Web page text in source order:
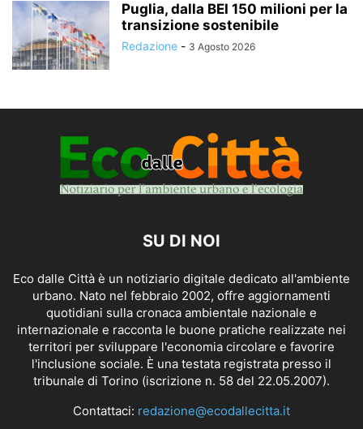
Puglia, dalla BEI 150 milioni per la
transizione sostenibile
Redazione - 3 Agosto 2026
SU DI NOI
Eco dalle Città è un notiziario digitale dedicato all'ambiente
urbano. Nato nel febbraio 2002, offre aggiornamenti
quotidiani sulla cronaca ambientale nazionale e
internazionale e racconta le buone pratiche realizzate nei
territori per sviluppare l'economia circolare e favorire
l'inclusione sociale. È una testata registrata presso il
tribunale di Torino (iscrizione n. 58 del 22.05.2007).
Contattaci: redazione@ecodallecitta.it